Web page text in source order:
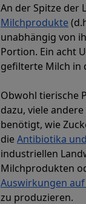
An der Spitze der
Milchprodukte
unabhängig von
Portion. Ein acht
gefilterte Milch in
Obwohl tierische
dazu, viele
benötigt, wie
dieAntibiotika
industriellen
Milchprodukten
Auswirkungen
zu produzieren.